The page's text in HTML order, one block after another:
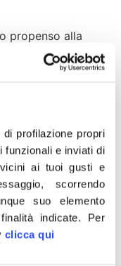
profilazione propri
funzionali e inviati di
ai tuoi gusti e
scorrendo
suo elemento
indicate. Per
clicca qui
propenso alla
di rivoltamenti.
giravolte in vita
da quella di mio
[…]
per
altri?